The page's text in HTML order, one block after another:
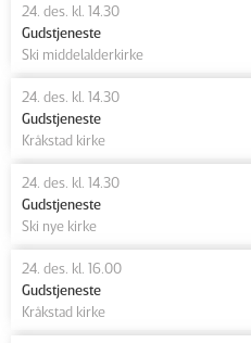
24. des. kl. 14.30
Gudstjeneste
Ski middelalderkirke
24. des. kl. 14.30
Gudstjeneste
Kråkstad kirke
24. des. kl. 14.30
Gudstjeneste
Ski nye kirke
24. des. kl. 16.00
Gudstjeneste
Kråkstad kirke